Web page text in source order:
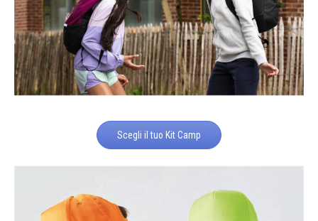
Scegli il tuo Kit Camp